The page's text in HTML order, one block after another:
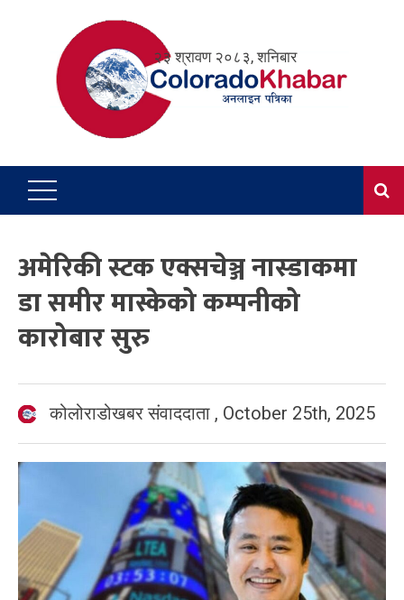
२३ श्रावण २०८३, शनिबार
अमेरिकी स्टक एक्सचेञ्ज नास्डाकमा
डा समीर मास्केको कम्पनीको
कारोबार सुरु
कोलोराडोखबर संवाददाता , October 25th, 2025